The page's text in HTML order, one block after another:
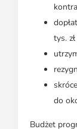
tys.
do
Budżet